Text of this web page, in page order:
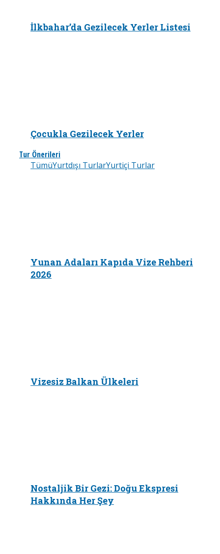
İlkbahar’da Gezilecek Yerler Listesi
Çocukla Gezilecek Yerler
Tur Önerileri
TümüYurtdışı TurlarYurtiçi Turlar
Yunan Adaları Kapıda Vize Rehberi
2026
Vizesiz Balkan Ülkeleri
Nostaljik Bir Gezi: Doğu Ekspresi
Hakkında Her Şey